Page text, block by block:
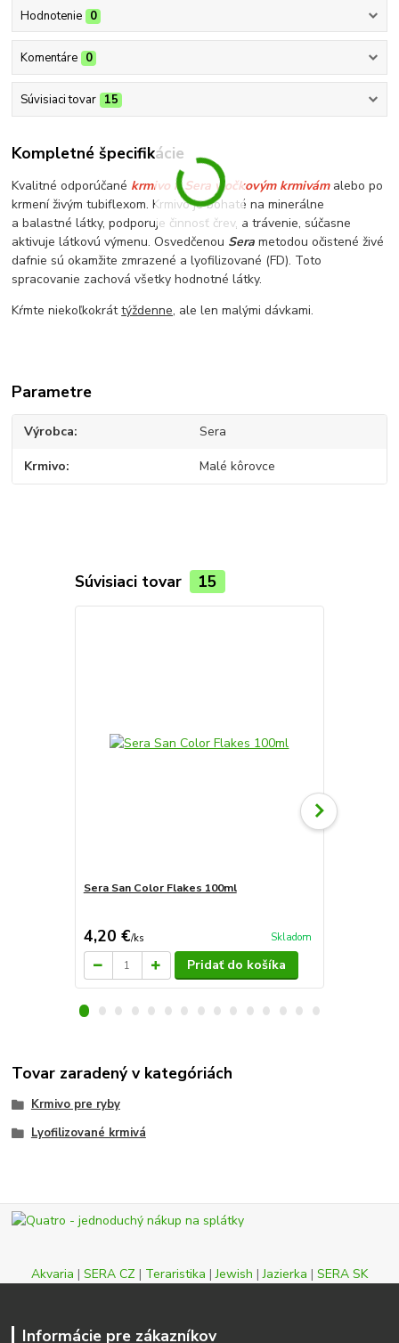
Hodnotenie 0
Komentáre 0
Súvisiaci tovar 15
Kompletné špecifikácie
Kvalitné odporúčané krmivo k Sera vločkovým krmivámalebo po
krmení živým tubiflexom. Krmivo je bohaté na minerálne
a balastné látky, podporuje činnosť črev, a trávenie, súčasne
aktivuje látkovú výmenu. Osvedčenou Sera metodou očistené živé
dafnie sú okamžite zmrazené a lyofilizované (FD). Toto
spracovanie zachová všetky hodnotné látky.
Kŕmte niekoľkokráttýždenne, ale len malými dávkami.
Parametre
Výrobca Sera
Krmivo Malé kôrovce
Súvisiaci tovar 15
Sera San Color Flakes 100ml
4,20 €/ks Skladom
Pridať do košíka
Tovar zaradený v kategóriách
Krmivo pre ryby
Lyofilizované krmivá
Akvaria | SERA CZ | Teraristika |Jewish |Jazierka | SERA SK
Informácie pre zákazníkov